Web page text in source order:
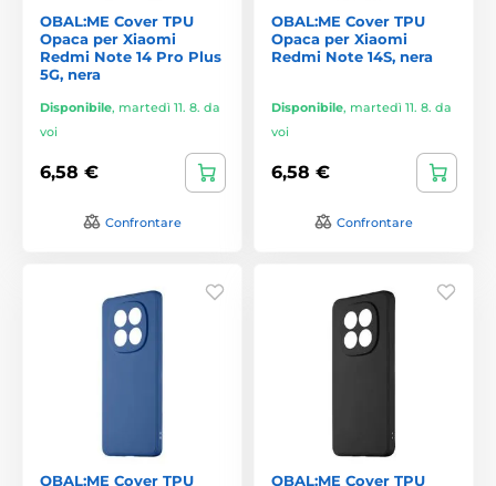
OBAL:ME Cover TPU
Opaca per Xiaomi
Redmi Note 14 Pro Plus
5G, nera
Disponibile, martedì 11. 8. da
voi
6,58 €
Confrontare
OBAL:ME Cover TPU
Opaca per Xiaomi
Redmi Note 14S, nera
Disponibile, martedì 11. 8. da
voi
6,58 €
Confrontare
OBAL:ME Cover TPU OBAL:ME Cover TPU